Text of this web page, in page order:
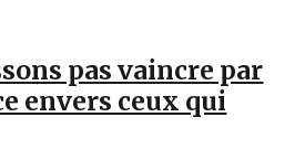
pas vaincre par
envers ceux qui